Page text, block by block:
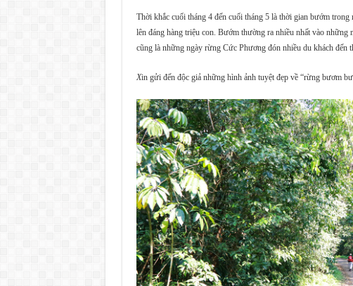
Thời khắc cuối tháng 4 đến cuối tháng 5 là thời gian bướm
lên đáng hàng triệu con. Bướm thường ra nhiều nhất vào
cũng là những ngày rừng Cức Phương đón nhiều du khách đến
Xin gửi đến độc giả những hình ảnh tuyệt đẹp về “rừng bươm